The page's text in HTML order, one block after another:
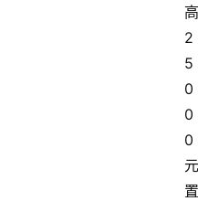
高
2
5
0
0
0
元
置